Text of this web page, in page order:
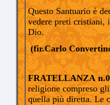
Questo Santuario è
vedere preti cristiani,
Dio.
(fir.Carlo
FRATELLANZA
religione compreso
quella più diretta. Le